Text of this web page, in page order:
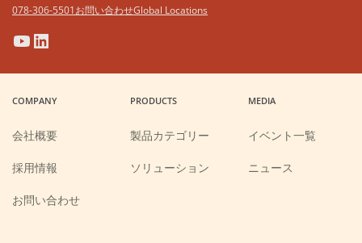
078-306-5501お問い合わせGlobal Locations
(Opens
in
new
window)
(Opens
in
new
window)
(Opens
in
new
window)
(Opens
in
new
window)
COMPANY
会社概要
採用情報
new
お問い合わせ
PRODUCTS
製品カテゴリー
ソリューション
MEDIA
イベント一覧
ニュース